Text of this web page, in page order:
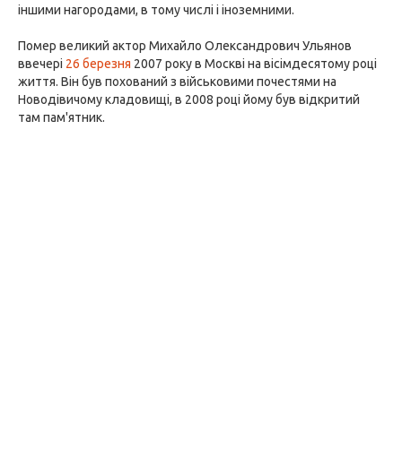
іншими нагородами, в тому числі і іноземними.
Помер великий актор Михайло Олександрович Ульянов
ввечері 26 березня 2007 року в Москві на вісімдесятому році
життя. Він був похований з військовими почестями на
Новодівичому кладовищі, в 2008 році йому був відкритий
там пам'ятник.